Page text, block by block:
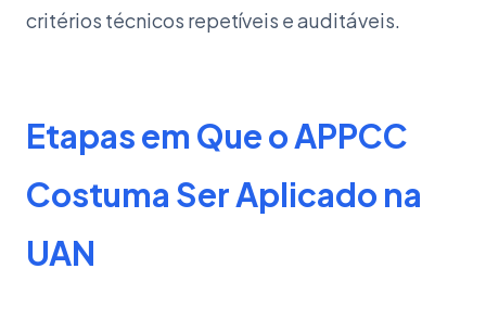
critérios técnicos repetíveis e auditáveis.
Etapas em Que o APPCC
Costuma Ser Aplicado na
UAN